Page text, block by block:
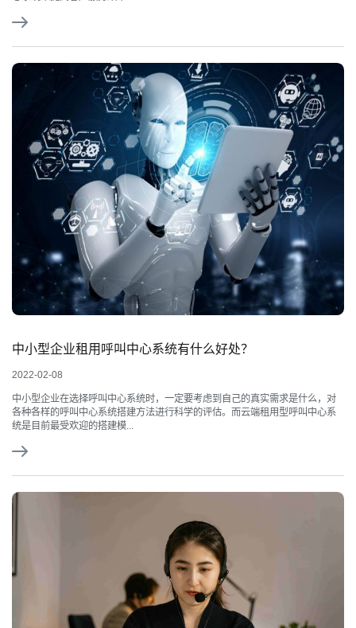
中小型企业租用呼叫中心系统有什么好处？
2022-02-08
中小型企业在选择呼叫中心系统时，一定要考虑到自己的真实需求是什么，对
各种各样的呼叫中心系统搭建方法进行科学的评估。而云端租用型呼叫中心系
统是目前最受欢迎的搭建模...